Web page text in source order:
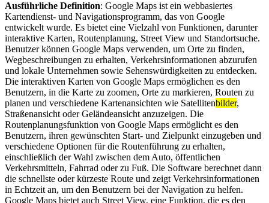
Ausführliche Definition: Google Maps ist ein webbasiertes
Kartendienst- und Navigationsprogramm, das von Google
entwickelt wurde. Es bietet eine Vielzahl von Funktionen, darunter
interaktive Karten, Routenplanung, Street View und Standortsuche.
Benutzer können Google Maps verwenden, um Orte zu finden,
Wegbeschreibungen zu erhalten, Verkehrsinformationen abzurufen
und lokale Unternehmen sowie Sehenswürdigkeiten zu entdecken.
Die interaktiven Karten von Google Maps ermöglichen es den
Benutzern, in die Karte zu zoomen, Orte zu markieren, Routen zu
planen und verschiedene Kartenansichten wie Satellitenbilder,
Straßenansicht oder Geländeansicht anzuzeigen. Die
Routenplanungsfunktion von Google Maps ermöglicht es den
Benutzern, ihren gewünschten Start- und Zielpunkt einzugeben und
verschiedene Optionen für die Routenführung zu erhalten,
einschließlich der Wahl zwischen dem Auto, öffentlichen
Verkehrsmitteln, Fahrrad oder zu Fuß. Die Software berechnet dann
die schnellste oder kürzeste Route und zeigt Verkehrsinformationen
in Echtzeit an, um den Benutzern bei der Navigation zu helfen.
Google Maps bietet auch Street View, eine Funktion, die es den